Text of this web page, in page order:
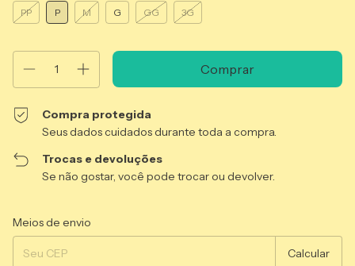
PP P M G GG 3G
Compra protegida
Seus dados cuidados durante toda a compra.
Trocas e devoluções
Se não gostar, você pode trocar ou devolver.
Entregas para o CEP:
Meios de envio
Calcular